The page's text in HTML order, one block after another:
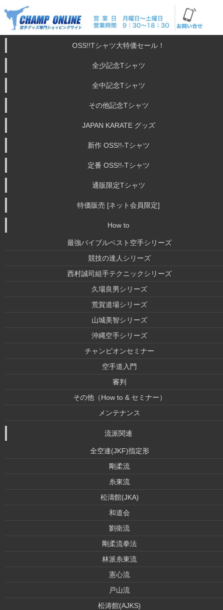
OSS!!Tシャツ大特価セール！
全少記念Tシャツ
全中記念Tシャツ
その他記念Tシャツ
JAPAN KARATE グッズ
新作 OSS!!-Tシャツ
定番 OSS!!-Tシャツ
通販限定Tシャツ
特価販売 [ネット会員限定]
How to
最強バイブルベスト空手シリーズ
競技の達人シリーズ
西村誠司組手テクニックシリーズ
久場良男シリーズ
荒賀道場シリーズ
山城美智シリーズ
沖縄空手シリーズ
チャンピオンセミナー
空手道入門
審判
その他（How to & セミナー）
メンテナンス
流派関連
全空連(JKF)指定形
剛柔流
糸東流
松濤館(JKA)
和道会
劉衛流
剛柔流拳法
林派糸東流
憲心流
戸山流
松涛館(AJKS)